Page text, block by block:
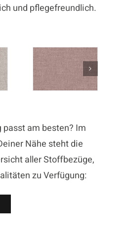
und pflegefreundlich.
passt am besten? Im
Nähe steht die
aller Stoffbezüge,
zu Verfügung: